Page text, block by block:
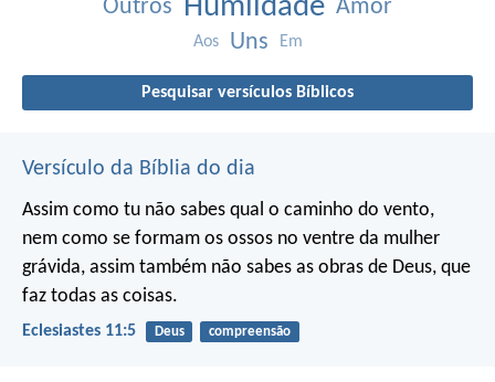
Outros Humildade Amor
Aos Uns Em
Pesquisar versículos Bíblicos
Versículo da Bíblia do dia
Assim como tu não sabes qual o caminho do vento,
nem como se formam os ossos no ventre da mulher
grávida, assim também não sabes as obras de Deus, que
faz todas as coisas.
Eclesiastes 11:5 Deus compreensão